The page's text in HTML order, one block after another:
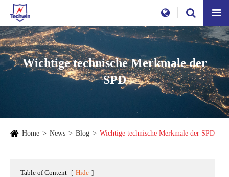
Wichtige technische Merkmale der
SPD
Home News Blog Wichtige technische Merkmale der SPD
Table of Content [ Hide ]